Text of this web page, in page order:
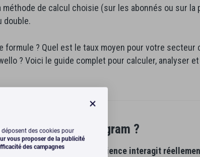
méthode de calcul choisie (sur les abonnés ou sur
double.
formule ? Quel est le taux moyen pour votre secteur
? Voici le guide complet pour calculer, analyser
sur Instagram ?
ce qui prouve que votre audience interagit
des cookies pour
vous proposer de la publicité
des campagnes